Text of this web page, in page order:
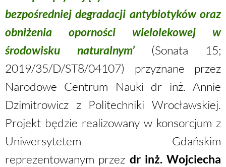
bezpośredniej degradacji antybiotyków oraz
obniżenia oporności wielolekowej w
środowisku naturalnym’(Sonata 15;
2019/35/D/ST8/04107) przyznane przez
Narodowe Centrum Nauki dr inż. Annie
Dzimitrowicz z Politechniki Wrocławskiej.
Projekt będzie realizowany w konsorcjum z
Uniwersytetem Gdańskim
reprezentowanym przez dr inż. Wojciecha